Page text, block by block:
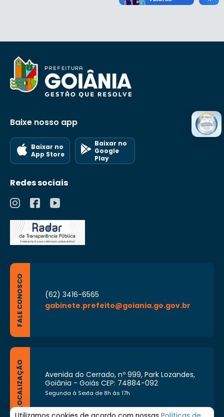
Baixe nosso app
Baixar no
App Store
Baixar no
Google
Play
Redes sociais
FALE CONOSCO
(62) 3416-6565
gabinete.prefeito@goiania.go.gov.br
LOCALIZAÇÃO
Avenida do Cerrado, nº 999, Park Lozandes,
Goiânia - Goiás CEP: 74884-092
Segunda à Sexta de 8h às 17h